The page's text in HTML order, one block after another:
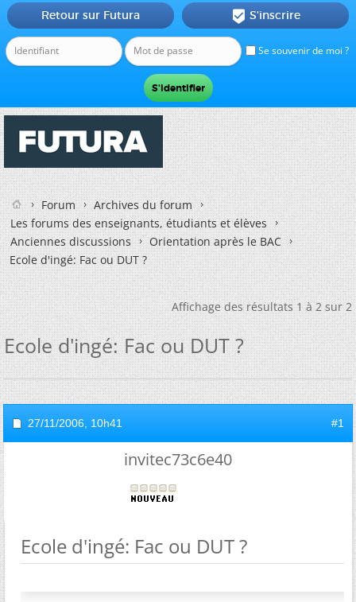
Se souvenir de moi ?
Retour sur Futura  S'inscrire
Forum
Archives du forum
Les forums des enseignants, étudiants et élèves
Anciennes discussions
Orientation après le BAC
Ecole d'ingé: Fac ou DUT ?
Affichage des résultats 1 à 2 sur 2
Ecole d'ingé: Fac ou DUT ?
27/11/2006, 10h41 #1
invitec73c6e40
Ecole d'ingé: Fac ou DUT ?